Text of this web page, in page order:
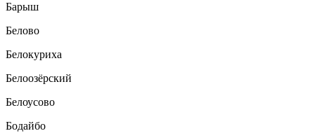
Барыш
Белово
Белокуриха
Белоозёрский
Белоусово
Бодайбо